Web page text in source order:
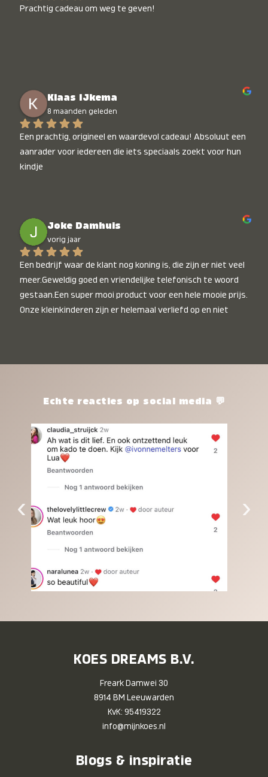
Prachtig cadeau om weg te geven!
Klaas IJkema
8 maanden geleden
Een prachtig, origineel en waardevol cadeau! Absoluut een
aanrader voor iedereen die iets speciaals zoekt voor hun
kindje
Joke Damhuis
vorig jaar
Een bedrijf waar de klant nog koning is, die zijn er niet veel
meer.Geweldig goed en vriendelijke telefonisch te woord
gestaan.Een super mooi product voor een hele mooie prijs.
Onze kleinkinderen zijn er helemaal verliefd op en niet
het waard.Echte reacties op social media 💬
‹ ›
KOES DREAMS B.V.
Freark Damwei 30
8914 BM Leeuwarden
KvK: 95419322
info@mijnkoes.nl
Blogs & inspiratie